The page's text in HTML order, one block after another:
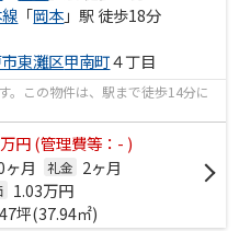
「岡本」駅 徒歩18分
東灘区甲南町４丁目
。この物件は、駅まで徒歩14分に
万円(管理費等：- )
ヶ月 礼金 2ヶ月
1.03万円
坪(37.94㎡)